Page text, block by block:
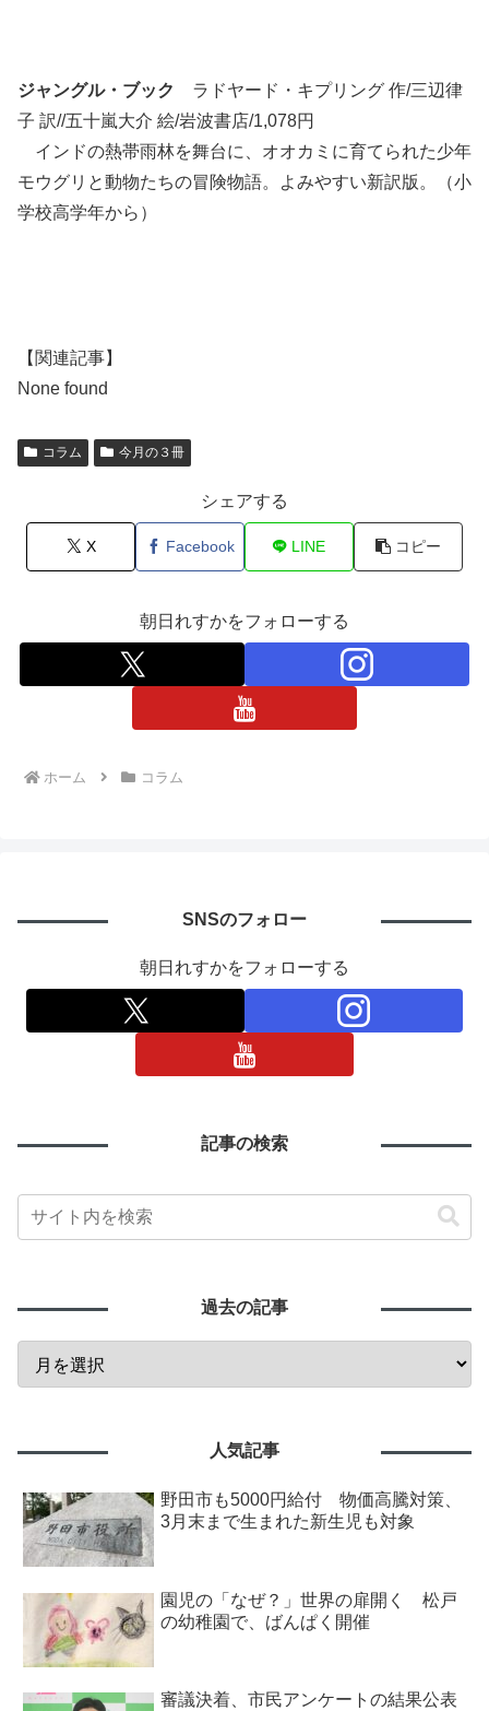
ジャングル・ブック
ラドヤード・キプリング 作/三辺律
子 訳//五十嵐大介 絵/岩波書店/1,078円
インドの熱帯雨林を舞台に、オオカミに育てられた少年
モウグリと動物たちの冒険物語。よみやすい新訳版。（小
学校高学年から）
【関連記事】
None found
コラム 今月の３冊
シェアする
X Facebook LINE コピー
朝日れすかをフォローする
ホーム コラム
SNSのフォロー
朝日れすかをフォローする
記事の検索
過去の記事
人気記事
野田市も5000円給付 物価高騰対策、
3月末まで生まれた新生児も対象
園児の「なぜ？」世界の扉開く 松戸
の幼稚園で、ばんぱく開催
審議決着、市民アンケートの結果公表